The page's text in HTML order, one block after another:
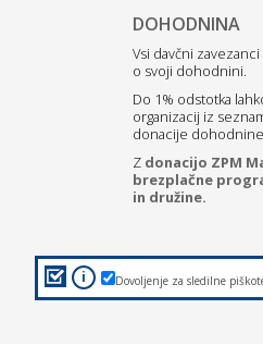
DOHODNINA
Vsi davčni
o svoji dohodnini.
Do 1% odstotka
organizacij iz
donacije
Z donacijo ZPM
brezplačne
in družine.
Dovoljenje za sledilne
i